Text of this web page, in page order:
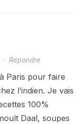
· Répondre
Paris pour faire
l’indien. Je vais
100%
Daal, soupes